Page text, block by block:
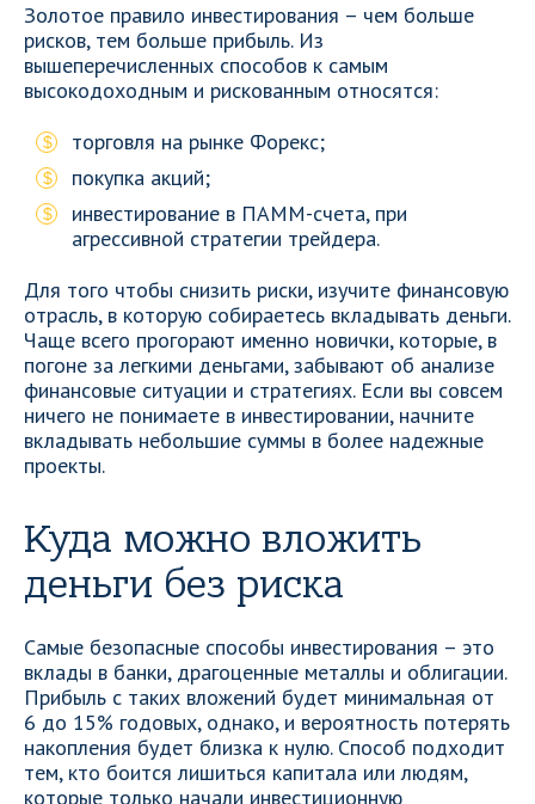
Золотое правило инвестирования – чем больше
рисков, тем больше прибыль. Из
вышеперечисленных способов к самым
высокодоходным и рискованным относятся:
торговля на рынке Форекс;
покупка акций;
инвестирование в ПАММ-счета, при
агрессивной стратегии трейдера.
Для того чтобы снизить риски, изучите финансовую
отрасль, в которую собираетесь вкладывать деньги.
Чаще всего прогорают именно новички, которые, в
погоне за легкими деньгами, забывают об анализе
финансовые ситуации и стратегиях. Если вы совсем
ничего не понимаете в инвестировании, начните
вкладывать небольшие суммы в более надежные
проекты.
Куда можно вложить
деньги без риска
Самые безопасные способы инвестирования – это
вклады в банки, драгоценные металлы и облигации.
Прибыль с таких вложений будет минимальная от
6 до 15% годовых, однако, и вероятность потерять
накопления будет близка к нулю. Способ подходит
тем, кто боится лишиться капитала или людям,
которые только начали инвестиционную